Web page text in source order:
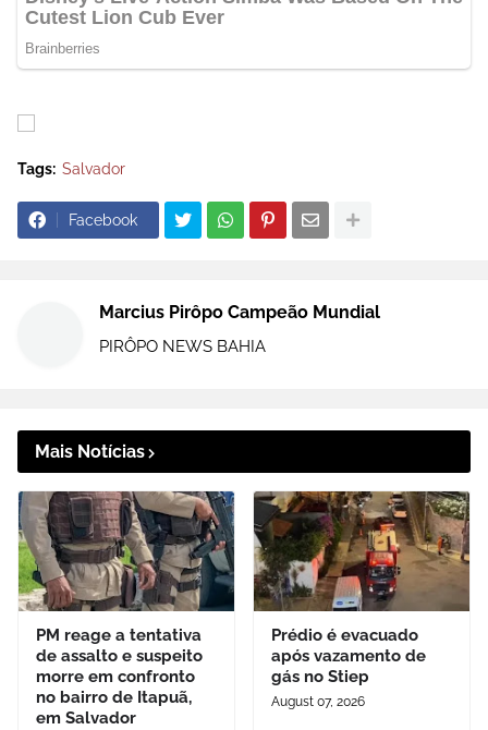
Tags: Salvador
Facebook
Marcius Pirôpo Campeão Mundial
PIRÔPO NEWS BAHIA
Mais Notícias
PM reage a tentativa
de assalto e suspeito
morre em confronto
no bairro de Itapuã,
em Salvador
Prédio é evacuado
após vazamento de
gás no Stiep
August 07, 2026